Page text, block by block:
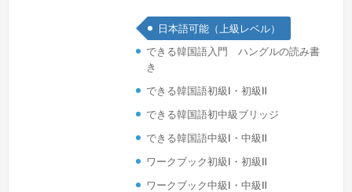
を挙げてより分かりやすく説明させてい
ただけると思います。 ご自分の話した
いことが韓国語ではどのような表現にな
るのか、一緒に楽しく勉強していければ
良いですね。よろしくお願いいたしま
す。続きを見る »
日本語可能（上級レベル）
できる韓国語入門 ハングルの読み書
き
できる韓国語初級Ⅰ・初級Ⅱ
できる韓国語初中級ブリッジ
できる韓国語中級Ⅰ・中級Ⅱ
ワークブック初級Ⅰ・初級Ⅱ
ワークブック中級Ⅰ・中級Ⅱ